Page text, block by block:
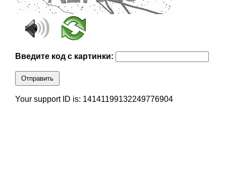
Введите код с картинки:
Отправить
Your support ID is: 14141199132249776904